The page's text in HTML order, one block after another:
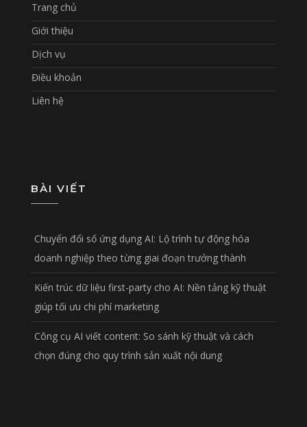
Trang chủ
Giới thiệu
Dịch vụ
Điều khoản
Liên hệ
BÀI VIẾT
Chuyển đổi số ứng dụng AI: Lộ trình tự động hóa
doanh nghiệp theo từng giai đoạn trưởng thành
Kiến trúc dữ liệu first-party cho AI: Nền tảng kỹ thuật
giúp tối ưu chi phí marketing
Công cụ AI viết content: So sánh kỹ thuật và cách
chọn đúng cho quy trình sản xuất nội dung